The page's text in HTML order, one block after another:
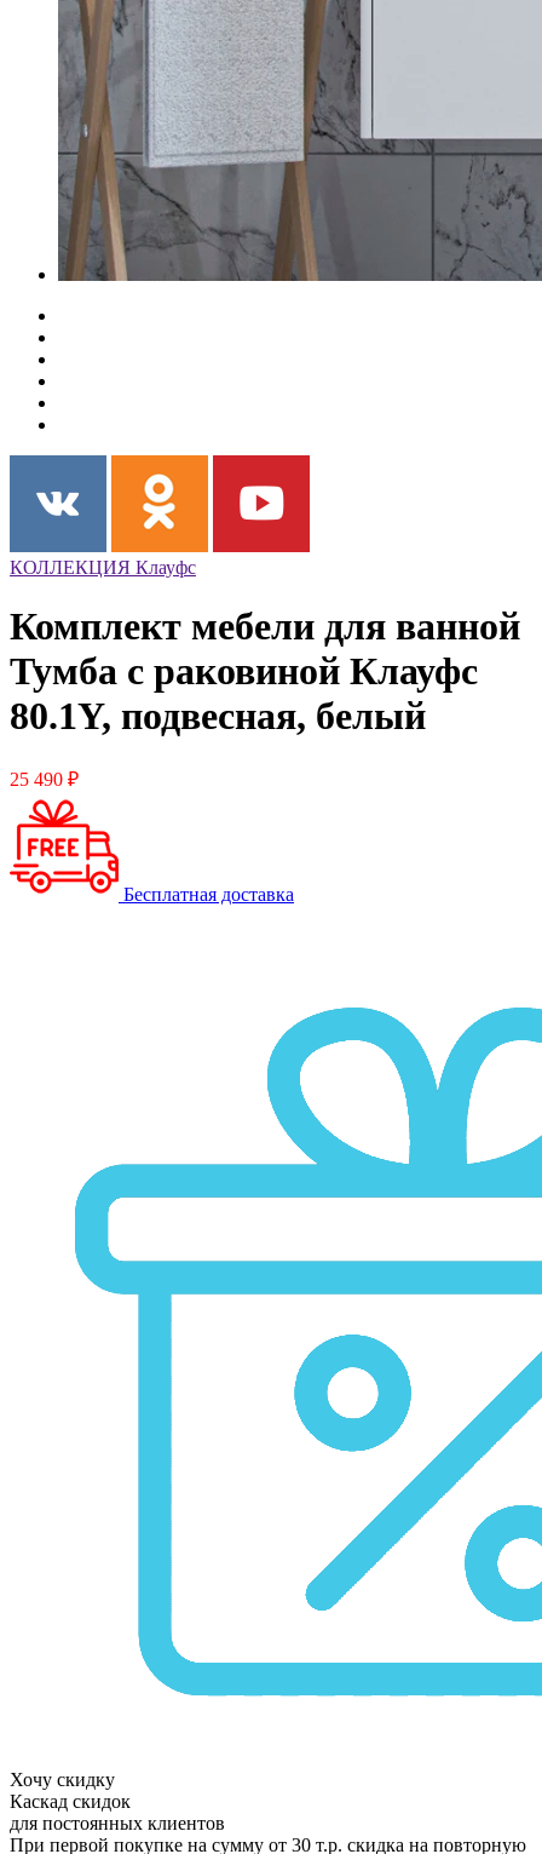
КОЛЛЕКЦИЯ Клауфс
Комплект мебели для ванной
Тумба с раковиной Клауфс
80.1Y, подвесная, белый
25 490 ₽
Бесплатная доставка
Хочу скидку
Каскад скидок
для постоянных клиентов
При первой покупке на сумму от 30 т.р. скидка на повторную